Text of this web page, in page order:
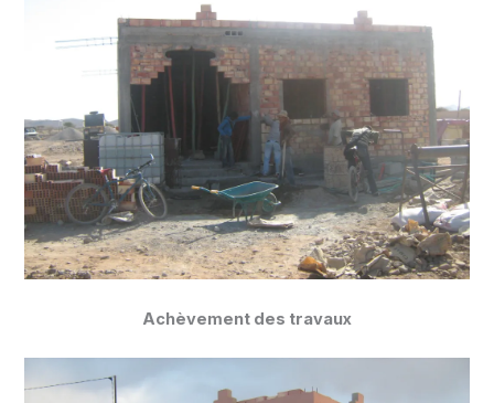
Achèvement des travaux